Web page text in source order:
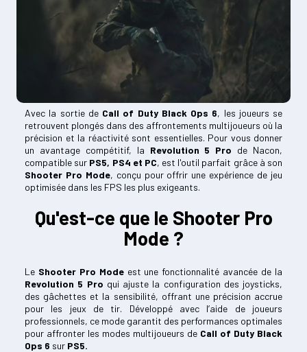
Avec la sortie de Call of Duty Black Ops 6, les joueurs se
retrouvent plongés dans des affrontements multijoueurs où la
précision et la réactivité sont essentielles. Pour vous donner
un avantage compétitif, la Revolution 5 Pro de Nacon,
compatible sur PS5, PS4 et PC, est l'outil parfait grâce à son
Shooter Pro Mode, conçu pour offrir une expérience de jeu
optimisée dans les FPS les plus exigeants.
Qu'est-ce que le Shooter Pro
Mode ?
Le Shooter Pro Modeest une fonctionnalité avancée de la
Revolution 5 Pro qui ajuste la configuration des joysticks,
des gâchettes et la sensibilité, offrant une précision accrue
pour les jeux de tir. Développé avec l’aide de joueurs
professionnels, ce mode garantit des performances optimales
pour affronter les modes multijoueurs de Call of Duty Black
Ops 6 sur PS5.